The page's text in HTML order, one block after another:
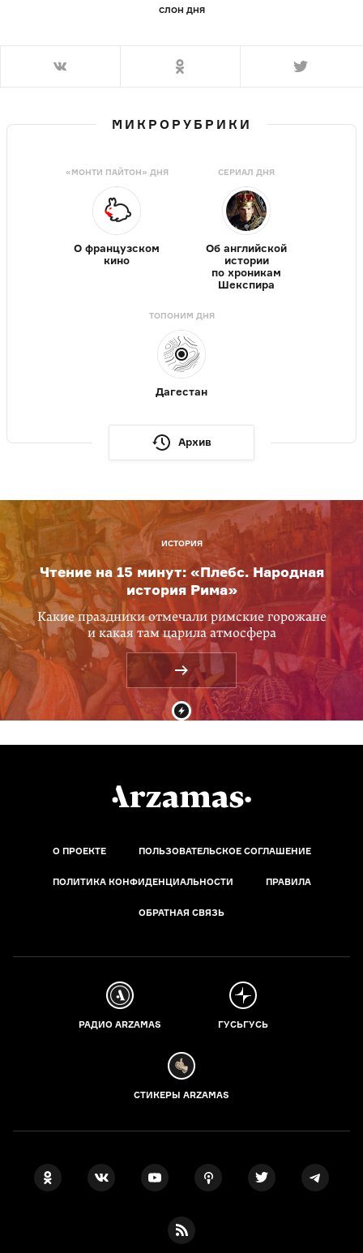
СЛОН ДНЯ
МИКРОРУБРИКИ
«МОНТИ ПАЙТОН» ДНЯ
О французском
кино
СЕРИАЛ ДНЯ
Об английской
истории
по хроникам
Шекспира
ТОПОНИМ ДНЯ
Дагестан
Архив
ИСТОРИЯ
Чтение на 15 минут: «Плебс. Народная
история Рима»
Какие праздники отмечали римские горожане
и какая там царила атмосфера
О ПРОЕКТЕ ПОЛЬЗОВАТЕЛЬСКОЕ СОГЛАШЕНИЕ
ПОЛИТИКА КОНФИДЕНЦИАЛЬНОСТИ ПРАВИЛА
ОБРАТНАЯ СВЯЗЬ
РАДИО ARZAMAS ГУСЬГУСЬ
СТИКЕРЫ ARZAMAS